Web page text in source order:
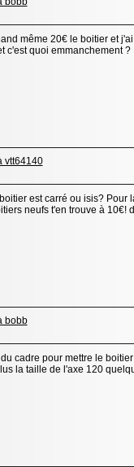
même 20€ le boitier et
c'est quoi emmanchement ?
est carré ou isis? Pour
neufs t'en trouve à 10€!
cadre pour mettre le
la taille de l'axe 120